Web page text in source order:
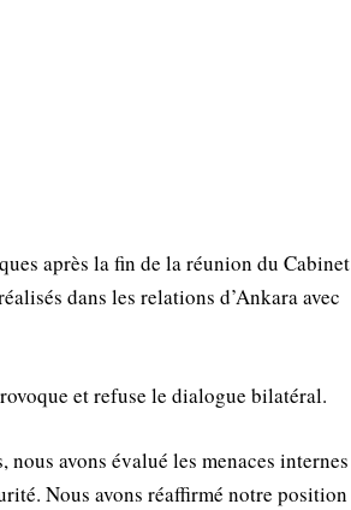
après la fin de la réunion du Cabinet
dans les relations d’Ankara avec
et refuse le dialogue bilatéral.
avons évalué les menaces internes
Nous avons réaffirmé notre position